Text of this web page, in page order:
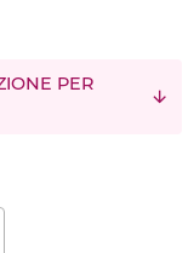
PER